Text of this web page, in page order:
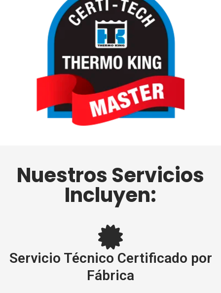
Nuestros Servicios
Incluyen:
Servicio Técnico Certificado por
Fábrica